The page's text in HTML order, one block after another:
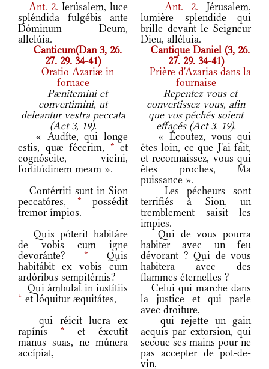
Ant. 2. Ierúsalem, luce
spléndida fulgébis ante
Dóminum Deum,
allelúia.
Ant. 2. Jérusalem,
lumière splendide qui
brille devant le Seigneur
Dieu, alléluia.
Canticum(Dan 3, 26.
27. 29. 34-41)
Cantique Daniel (3, 26.
27. 29. 34-41)
Oratio Azariæ in
fornace
Prière d'Azarias dans la
fournaise
Pænitemini et
convertimini, ut
deleantur vestra peccata
(Act 3, 19).
Repentez-vous et
convertissez-vous, afin
que vos péchés soient
effacés (Act 3, 19).
« Audíte, qui longe
estis, quæ fécerim, * et
cognóscite, vicíni,
fortitúdinem meam ».
« Écoutez, vous qui
êtes loin, ce que J'ai fait,
et reconnaissez, vous qui
êtes proches, Ma
puissance ».
Contérriti sunt in Sion
peccatóres, * possédit
tremor ímpios.
Les pécheurs sont
terrifiés à Sion, un
tremblement saisit les
impies.
Quis póterit habitáre
de vobis cum igne
devoránte? * Quis
habitábit ex vobis cum
ardóribus sempitérnis?
Qui de vous pourra
habiter avec un feu
dévorant ? Qui de vous
habitera avec des
flammes éternelles ?
Qui ámbulat in iustítiis
* et lóquitur æquitátes,
Celui qui marche dans
la justice et qui parle
avec droiture,
qui réicit lucra ex
rapínis * et éxcutit
manus suas, ne múnera
accípiat,
qui rejette un gain
acquis par extorsion, qui
secoue ses mains pour ne
pas accepter de pot-de-
vin,